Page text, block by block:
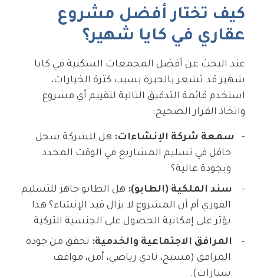
كيف تختار أفضل مشروع
عقاري في كايا شهير؟
عند البحث عن أفضل المجمعات السكنية في كايا
شهير قد تشعر بالحيرة بسبب كثرة الخيارات،
استخدم قائمة التدقيق التالية لتقييم أي مشروع
واتخاذ القرار الصحيح:
سمعة شركة الإنشاءات: هل للشركة سجل
حافل في تسليم المشاريع في الوقت المحدد
وبجودة عالية؟
سند الملكية (الطابو): هل الطابو جاهز للتسليم
الفوري أم أن المشروع لا يزال قيد الإنشاء؟ هذا
يؤثر على إمكانية الحصول على الجنسية التركية.
المرافق الاجتماعية والخدمية: تحقق من جودة
المرافق (مسبح، نادي رياضي، أمن، مواقف
سيارات).